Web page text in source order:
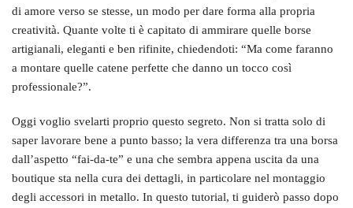
di amore verso se stesse, un modo per dare forma alla propria
creatività. Quante volte ti è capitato di ammirare quelle borse
artigianali, eleganti e ben rifinite, chiedendoti: “Ma come faranno
a montare quelle catene perfette che danno un tocco così
professionale?”.
Oggi voglio svelarti proprio questo segreto. Non si tratta solo di
saper lavorare bene a punto basso; la vera differenza tra una borsa
dall’aspetto “fai-da-te” e una che sembra appena uscita da una
boutique sta nella cura dei dettagli, in particolare nel montaggio
degli accessori in metallo. In questo tutorial, ti guiderò passo dopo